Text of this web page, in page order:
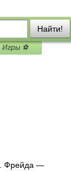
Найти!
Игры ⚽
Фрейда —